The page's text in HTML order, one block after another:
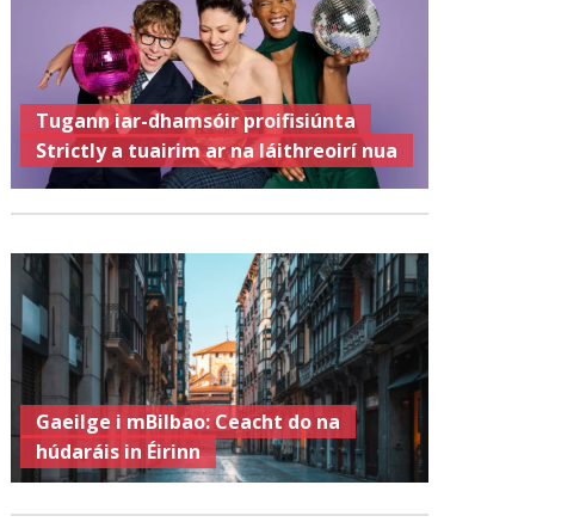
Tugann iar-dhamsóir proifisiúnta
Strictly a tuairim ar na láithreoirí nua
Gaeilge i mBilbao: Ceacht do na
húdaráis in Éirinn